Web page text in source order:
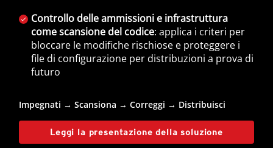
Controllo delle ammissioni e infrastruttura
come scansione del codice: applica i criteri per
bloccare le modifiche rischiose e proteggere i
file di configurazione per distribuzioni a prova di
futuro
Impegnati → Scansiona → Correggi → Distribuisci
Leggi la presentazione della soluzione